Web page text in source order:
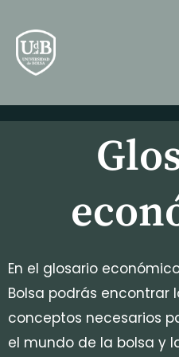
contenido
En el glosario
Bolsa podrás encontrar
conceptos necesarios
el mundo de la bolsa y